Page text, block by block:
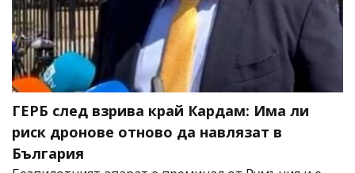
ГЕРБ след взрива край Кардам: Има ли
риск дронове отново да навлязат в
България